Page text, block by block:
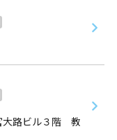
大路ビル３階 教